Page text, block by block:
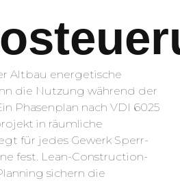
Altbau energetische
die Nutzung während der
Phasenplan nach VDI 6025
in räumliche
für jedes Gewerk Sperr-
fest. Lean-Construction-
sichern die